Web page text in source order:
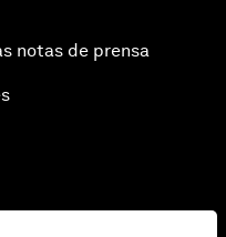
notas de prensa